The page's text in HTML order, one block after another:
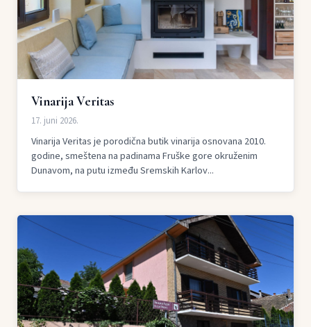
Vinarija Veritas
17. juni 2026.
Vinarija Veritas je porodična butik vinarija osnovana 2010.
godine, smeštena na padinama Fruške gore okruženim
Dunavom, na putu između Sremskih Karlov...